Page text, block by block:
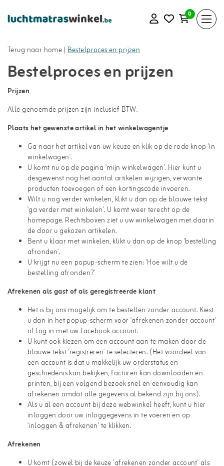
0
Terug naar home |Bestelproces en prijzen
Bestelproces en prijzen
Prijzen
Alle genoemde prijzen zijn inclusief BTW.
Plaats het gewenste artikel in het winkelwagentje
Ga naar het artikel van uw keuze en klik op de rode knop 'in
winkelwagen'.
U komt nu op de pagina 'mijn winkelwagen'. Hier kunt u
desgewenst nog het aantal artikelen wijzigen, verwante
producten toevoegen of een kortingscode invoeren.
Wilt u nog verder winkelen, klikt u dan op de blauwe tekst
'ga verder met winkelen'. U komt weer terecht op de
homepage. Rechtsboven ziet u uw winkelwagen met daarin
de door u gekozen artikelen.
Bent u klaar met winkelen, klikt u dan op de knop 'bestelling
afronden'.
U krijgt nu een popup-scherm te zien: 'Hoe wilt u de
bestelling afronden?'
Afrekenen als gast of als geregistreerde klant
Het is bij ons mogelijk om te bestellen zonder account. Kiest
u dan in het popup-scherm voor 'afrekenen zonder account'
of log in met uw facebook account.
U kunt ook kiezen om een account aan te maken door de
blauwe tekst 'registreren' te selecteren. (Het voordeel van
een account is dat u makkelijk uw orderstatus en
geschiedenis kan bekijken, facturen kan downloaden en
printen, bij een volgend bezoek snel en eenvoudig kan
afrekenen omdat alle gegevens al bekend zijn bij ons).
Als u al een account bij deze webwinkel heeft, kunt u hier
inloggen door uw inloggegevens in te voeren en op
'inloggen & afrekenen' te klikken.
Afrekenen
U komt (zowel bij de keuze 'afrekenen zonder account' als